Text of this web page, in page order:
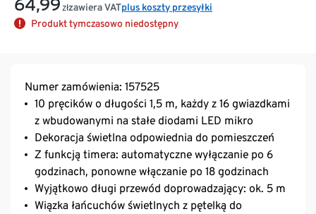
64,99 złzawiera VATplus koszty przesyłki
Produkt tymczasowo niedostępny
Numer zamówienia: 157525
10 pręcików o długości 1,5 m, każdy z 16 gwiazdkami
z wbudowanymi na stałe diodami LED mikro
Dekoracja świetlna odpowiednia do pomieszczeń
Z funkcją timera: automatyczne wyłączanie po 6
godzinach, ponowne włączanie po 18 godzinach
Wyjątkowo długi przewód doprowadzający: ok. 5 m
Wiązka łańcuchów świetlnych z pętelką do